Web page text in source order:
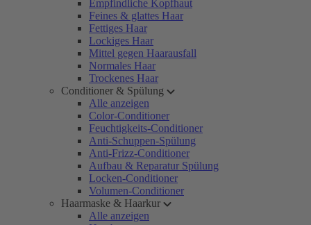
Empfindliche Kopfhaut
Feines & glattes Haar
Fettiges Haar
Lockiges Haar
Mittel gegen Haarausfall
Normales Haar
Trockenes Haar
Conditioner & Spülung
Alle anzeigen
Color-Conditioner
Feuchtigkeits-Conditioner
Anti-Schuppen-Spülung
Anti-Frizz-Conditioner
Aufbau & Reparatur Spülung
Locken-Conditioner
Volumen-Conditioner
Haarmaske & Haarkur
Alle anzeigen